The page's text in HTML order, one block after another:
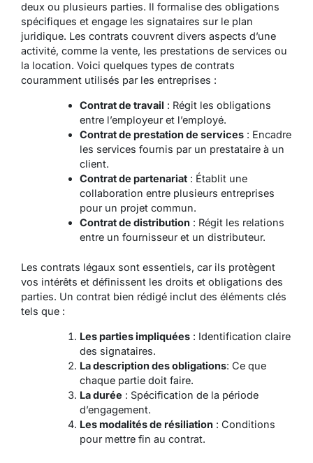
deux ou plusieurs parties. Il formalise des obligations
spécifiques et engage les signataires sur le plan
juridique. Les contrats couvrent divers aspects d’une
activité, comme la vente, les prestations de services ou
la location. Voici quelques types de contrats
couramment utilisés par les entreprises :
Contrat de travail : Régit les obligations
entre l’employeur et l’employé.
Contrat de prestation de services: Encadre
les services fournis par un prestataire à un
client.
Contrat de partenariat: Établit une
collaboration entre plusieurs entreprises
pour un projet commun.
Contrat de distribution: Régit les relations
entre un fournisseur et un distributeur.
Les contrats légaux sont essentiels, car ils protègent
vos intérêts et définissent les droits et obligations des
parties. Un contrat bien rédigé inclut des éléments clés
tels que :
Les parties impliquées: Identification claire
des signataires.
La description des obligations: Ce que
chaque partie doit faire.
La durée : Spécification de la période
d’engagement.
Les modalités de résiliation: Conditions
pour mettre fin au contrat.